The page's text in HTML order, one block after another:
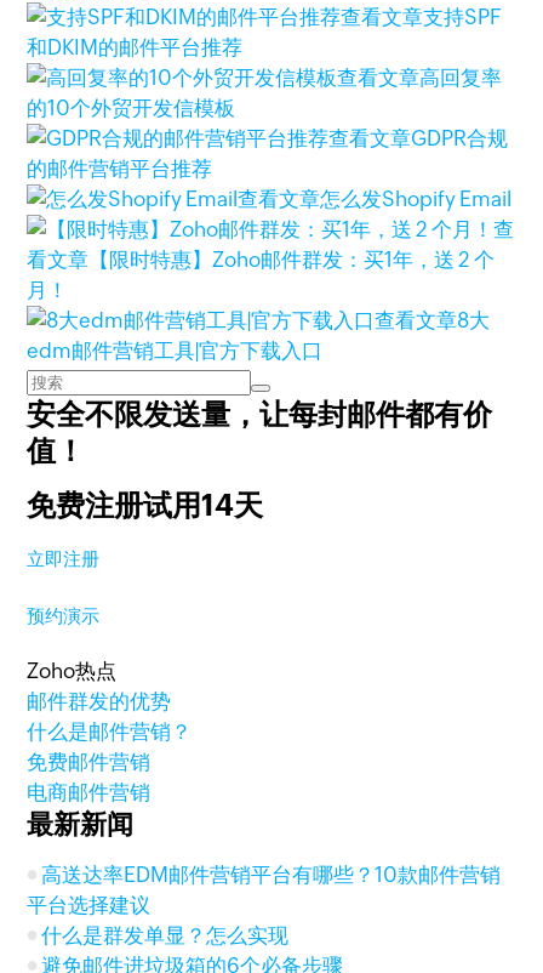
查看文章支持SPF
和DKIM的邮件平台推荐
查看文章高回复率
的10个外贸开发信模板
查看文章GDPR合规
的邮件营销平台推荐
查看文章怎么发Shopify Email
查
看文章 【限时特惠】Zoho邮件群发：买1年，送 2 个
月！
查看文章8大
edm邮件营销工具|官方下载入口
安全不限发送量，让每封邮件都有价
值！
免费注册试用14天
立即注册
预约演示
Zoho热点
邮件群发的优势
什么是邮件营销？
免费邮件营销
电商邮件营销
最新新闻
高送达率EDM邮件营销平台有哪些？10款邮件营销
平台选择建议
什么是群发单显？怎么实现
避免邮件进垃圾箱的6个必备步骤